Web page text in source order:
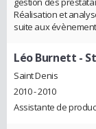
Réalisation et
suite aux
Léo Burnett -
Saint Denis
2010 - 2010
Assistante de